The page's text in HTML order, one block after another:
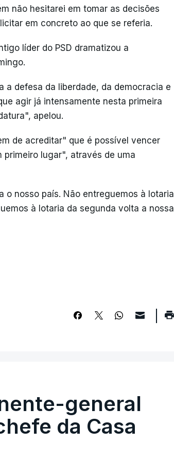
não hesitarei em tomar as decisões
em concreto ao que se referia.
líder do PSD dramatizou a
a defesa da liberdade, da democracia e
agir já intensamente nesta primeira
apelou.
de acreditar" que é possível vencer
lugar", através de uma
nosso país. Não entreguemos à lotaria
à lotaria da segunda volta a nossa
general
da Casa